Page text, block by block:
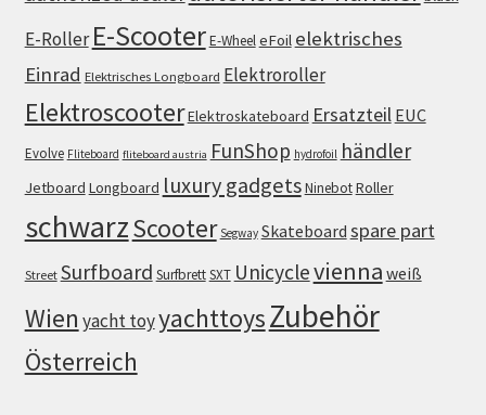
E-Roller E-ScooterE-WheeleFoil elektrisches
Einrad Elektrisches Longboard Elektroroller
ElektroscooterElektroskateboard Ersatzteil EUC
Evolve Fliteboard fliteboard austria FunShop hydrofoil händler
Jetboard Longboard luxury gadgetsNinebotRoller
schwarzScooter Segway Skateboard spare part
Street Surfboard SurfbrettSXT Unicyclevienna weiß
Wien yacht toyyachttoysZubehör
Österreich